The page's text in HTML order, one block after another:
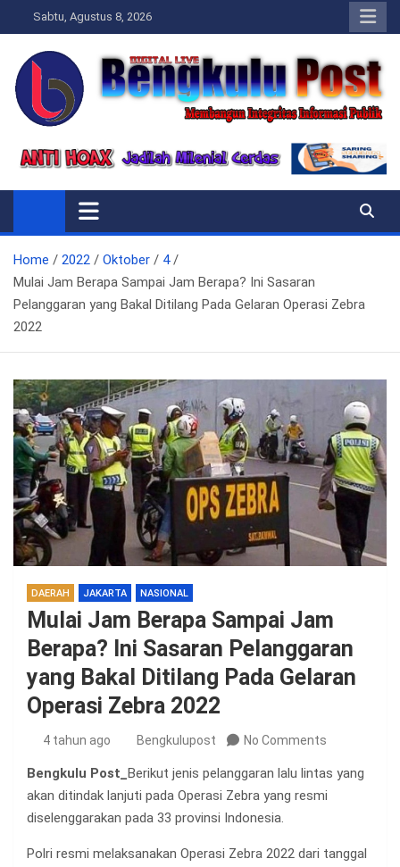
to
content
Sabtu, Agustus 8, 2026
Bengkulupost.id
Home 2022 Oktober
4
Mulai Jam Berapa Sampai Jam Berapa? Ini Sasaran
Pelanggaran yang Bakal Ditilang Pada Gelaran Operasi Zebra
2022
DAERAH JAKARTA NASIONAL
Mulai Jam Berapa Sampai Jam
Berapa? Ini Sasaran Pelanggaran
yang Bakal Ditilang Pada Gelaran
Operasi Zebra 2022
4 tahun ago Bengkulupost No Comments
Bengkulu Post_
Berikut jenis pelanggaran lalu lintas yang
akan ditindak lanjuti pada Operasi Zebra yang resmi
diselenggarakan pada 33 provinsi Indonesia.
Polri resmi melaksanakan Operasi Zebra 2022 dari tanggal